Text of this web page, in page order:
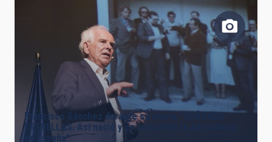
Francisco Sánchez durante su charla "SOÑANDO
ESTRELLAS. Así nació y se consolidó la Astrofísica
en España"